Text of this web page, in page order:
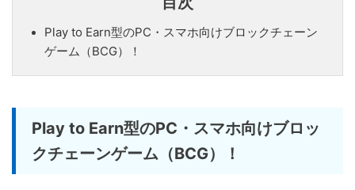
Play to Earn型のPC・スマホ向けブロックチェーン
ゲーム（BCG）！
Play to Earn型のPC・スマホ向けブロッ
クチェーンゲーム（BCG）！